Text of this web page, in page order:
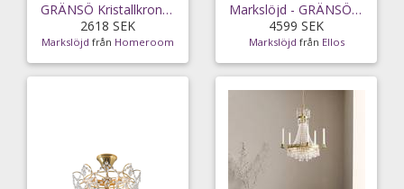
GRÄNSÖ Kristallkrona Svart/MC
2618 SEK
Markslöjd från Homeroom
Markslöjd - GRÄNSÖ Kristallkrona Svart/MC
4599 SEK
Markslöjd från Ellos